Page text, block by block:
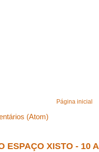
Página inicial
(Atom)
ESPAÇO XISTO - 10